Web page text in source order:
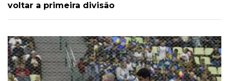
voltar a primeira divisão